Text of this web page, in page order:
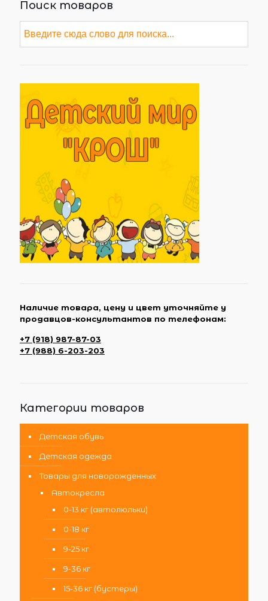
Поиск товаров
Наличие товара, цену и цвет уточняйте у
продавцов-консультантов по телефонам:
+7 (918) 987-87-03
+7 (988) 6-203-203
Категории товаров
Детская обувь
Детская одежда
Товары для новорожденных
Автокресла
0-13 кг (автолюльки)
0-18 кг
9-25 кг
9-36 кг
15-36 кг (бустеры)